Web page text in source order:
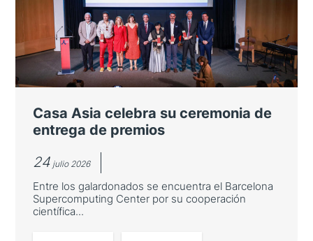
de la Universidad de Salamanca
El número de estudiantes japoneses crece
cerca de un 27 % en la LXIII edición, que
reúne a más de 2.700 participantes de 80
Casa Asia celebra su ceremonia de
entrega de premios
24 julio 2026
Entre los galardonados se encuentra el Barcelona
Supercomputing Center por su cooperación
científica...